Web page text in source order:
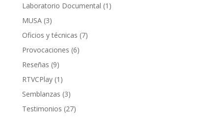
Laboratorio Documental (1)
MUSA(3)
Oficios y técnicas (7)
Provocaciones (6)
Reseñas (9)
RTVCPlay(1)
Semblanzas (3)
Testimonios (27)